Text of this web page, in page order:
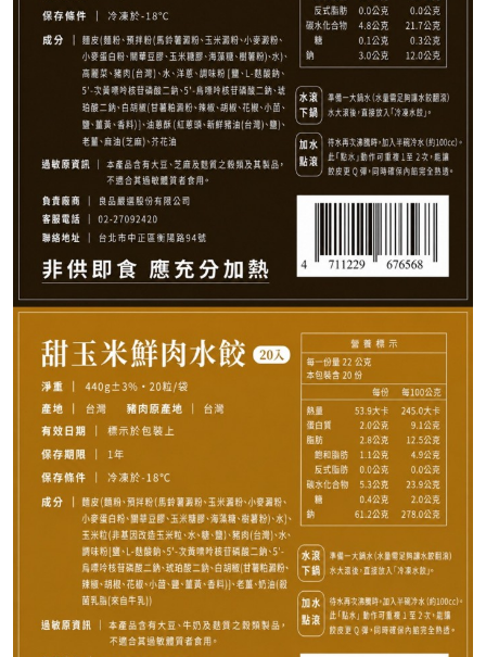
NT$999
請選購商品（任選 5 件）
三星蔥鮮肉20入*1 − +
售完
甜玉米鮮肉20入*1 − +